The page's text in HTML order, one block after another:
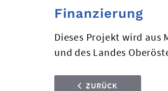
Finanzierung
Dieses Projekt wird aus
und des Landes
ZURÜCK